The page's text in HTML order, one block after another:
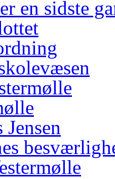
en sidste